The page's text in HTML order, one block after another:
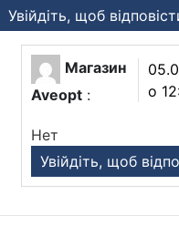
Увійдіть, щоб
Магазин
Aveopt :
о
Нет
Увійдіть, щоб